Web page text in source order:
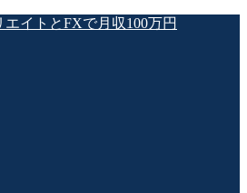
イトとFXで月収100万円